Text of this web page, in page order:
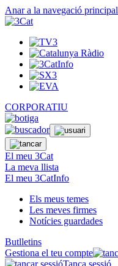
Anar a la navegació principal
CORPORATIU
El meu 3Cat
La meva llista
El meu 3CatInfo
Els meus temes
Les meves firmes
Notícies guardades
Butlletins
Gestiona el teu compte
Tanca sessió